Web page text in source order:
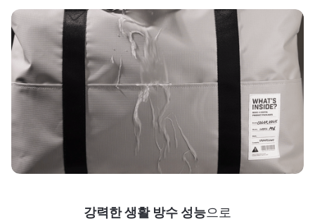
강력한 생활 방수 성능으로